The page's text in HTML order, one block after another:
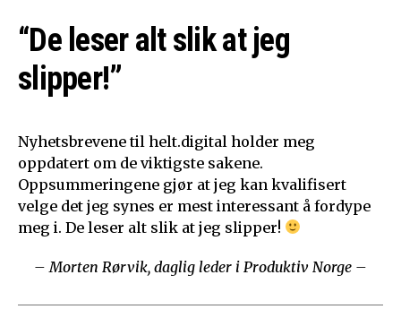
“De leser alt slik at jeg
slipper!”
Nyhetsbrevene til helt.digital holder meg
oppdatert om de viktigste sakene.
Oppsummeringene gjør at jeg kan kvalifisert
velge det jeg synes er mest interessant å fordype
meg i. De leser alt slik at jeg slipper!
– Morten Rørvik, daglig leder i Produktiv Norge –